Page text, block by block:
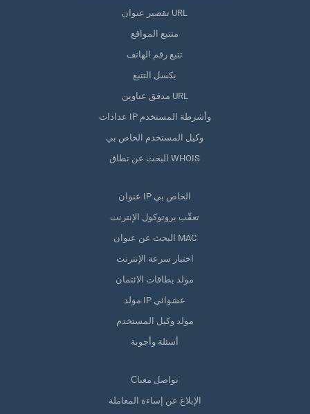
تقصير عنوان URL
متتبع المواقع
تتبع رقم الهاتف
بكسل التتبع
مدقق عناوين URL
عدادات IP وأشرطة المستخدم
وكيل المستخدم الخاص بي
البحث عن نطاق WHOIS
عنوان IP الخاص بي
تعقّب بروتوكول الإنترنت
البحث عن عنوان MAC
اختبار سرعة الإنترنت
مولد بطاقات الائتمان
مولد IP عشوائي
مولد وكيل المستخدم
أسئلة وأجوبة
Сتواصل معنا
الإبلاغ عن إساءة المعاملة